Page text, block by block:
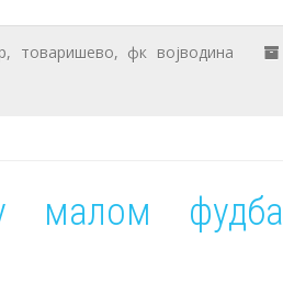
, товаришево, фк војводина
малом